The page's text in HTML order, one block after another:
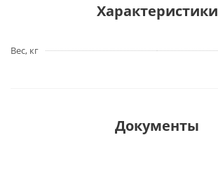
Характеристики
Вес, кг
Документы